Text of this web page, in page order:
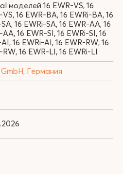
моделей 16 EWR-VS, 16
VS, 16 EWR-BA, 16 EWRi-BA, 16
16 EWRi-SA, 16 EWR-AA, 16
AA, 16 EWR-SI, 16 EWRi-SI, 16
16 EWRi-AI, 16 EWR-RW, 16
RW, 16 EWR-LI, 16 EWRi-LI
Германия